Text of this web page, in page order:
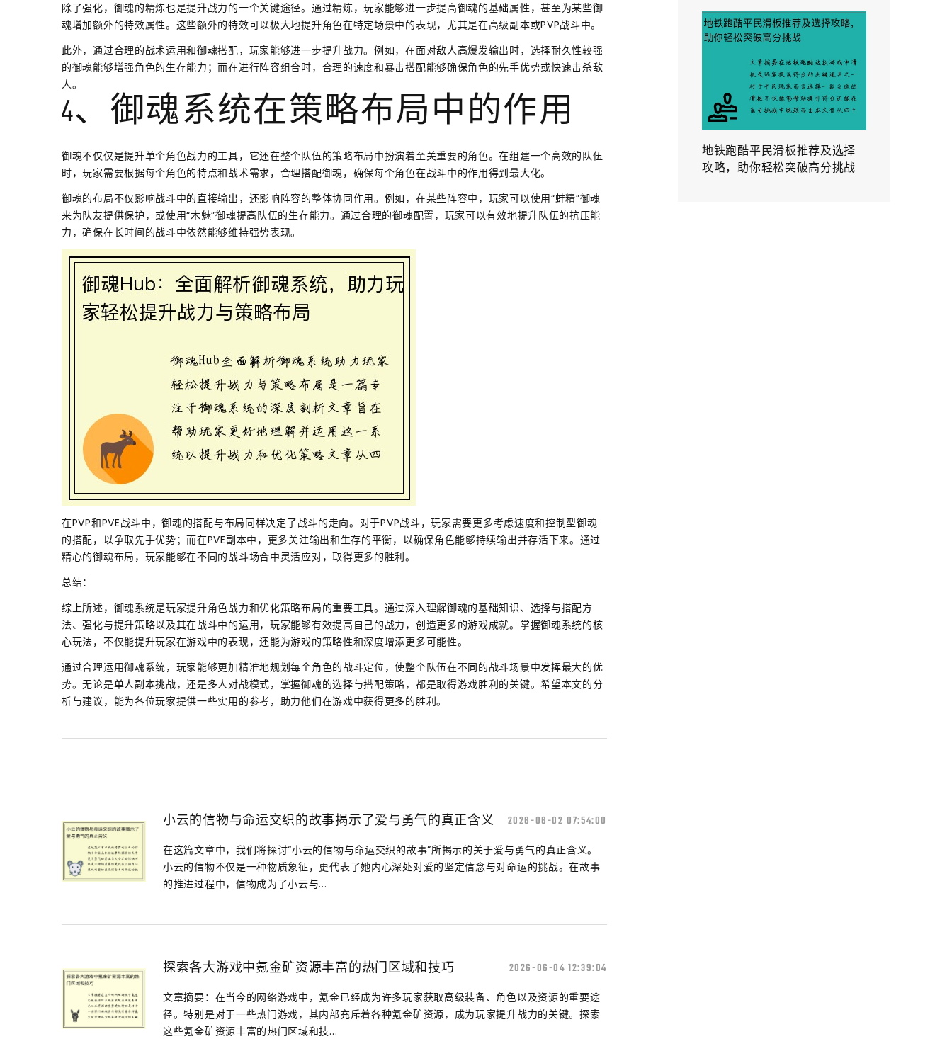
除了强化，御魂的精炼也是提升战力的一个关键途径。通过精炼，玩家能够进一步提高御魂的基础属性，甚至为某些御
魂增加额外的特效属性。这些额外的特效可以极大地提升角色在特定场景中的表现，尤其是在高级副本或PVP战斗中。
此外，通过合理的战术运用和御魂搭配，玩家能够进一步提升战力。例如，在面对敌人高爆发输出时，选择耐久性较强
的御魂能够增强角色的生存能力；而在进行阵容组合时，合理的速度和暴击搭配能够确保角色的先手优势或快速击杀敌
人。
4、御魂系统在策略布局中的作用
御魂不仅仅是提升单个角色战力的工具，它还在整个队伍的策略布局中扮演着至关重要的角色。在组建一个高效的队伍
时，玩家需要根据每个角色的特点和战术需求，合理搭配御魂，确保每个角色在战斗中的作用得到最大化。
御魂的布局不仅影响战斗中的直接输出，还影响阵容的整体协同作用。例如，在某些阵容中，玩家可以使用“蚌精”御魂
来为队友提供保护，或使用“木魅”御魂提高队伍的生存能力。通过合理的御魂配置，玩家可以有效地提升队伍的抗压能
力，确保在长时间的战斗中依然能够维持强势表现。
在PVP和PVE战斗中，御魂的搭配与布局同样决定了战斗的走向。对于PVP战斗，玩家需要更多考虑速度和控制型御魂
的搭配，以争取先手优势；而在PVE副本中，更多关注输出和生存的平衡，以确保角色能够持续输出并存活下来。通过
精心的御魂布局，玩家能够在不同的战斗场合中灵活应对，取得更多的胜利。
总结：
综上所述，御魂系统是玩家提升角色战力和优化策略布局的重要工具。通过深入理解御魂的基础知识、选择与搭配方
法、强化与提升策略以及其在战斗中的运用，玩家能够有效提高自己的战力，创造更多的游戏成就。掌握御魂系统的核
心玩法，不仅能提升玩家在游戏中的表现，还能为游戏的策略性和深度增添更多可能性。
通过合理运用御魂系统，玩家能够更加精准地规划每个角色的战斗定位，使整个队伍在不同的战斗场景中发挥最大的优
势。无论是单人副本挑战，还是多人对战模式，掌握御魂的选择与搭配策略，都是取得游戏胜利的关键。希望本文的分
析与建议，能为各位玩家提供一些实用的参考，助力他们在游戏中获得更多的胜利。
小云的信物与命运交织的故事揭示了爱与勇气的真正含义 2026-06-02 07:54:00
在这篇文章中，我们将探讨“小云的信物与命运交织的故事”所揭示的关于爱与勇气的真正含义。
小云的信物不仅是一种物质象征，更代表了她内心深处对爱的坚定信念与对命运的挑战。在故事
的推进过程中，信物成为了小云与...
探索各大游戏中氪金矿资源丰富的热门区域和技巧 2026-06-04 12:39:04
文章摘要：在当今的网络游戏中，氪金已经成为许多玩家获取高级装备、角色以及资源的重要途
径。特别是对于一些热门游戏，其内部充斥着各种氪金矿资源，成为玩家提升战力的关键。探索
这些氪金矿资源丰富的热门区域和技...
地铁跑酷平民滑板推荐及选择
攻略，助你轻松突破高分挑战